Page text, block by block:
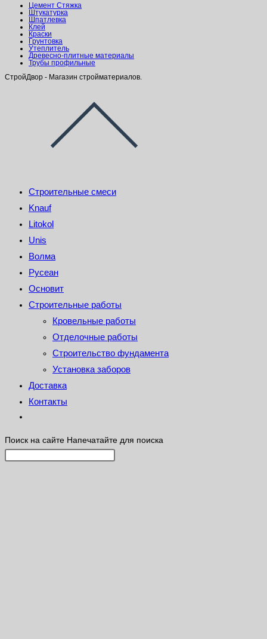
Цемент Стяжка
Штукатурка
Шпатлевка
Клей
Краски
Грунтовка
Утеплитель
Древесно-плитные материалы
Трубы профильные
СтройДвор - Магазин стройматериалов.
Строительные смеси
Knauf
Litokol
Unis
Волма
Русеан
Основит
Строительные работы
Кровельные работы
Отделочные работы
Строительство фундамента
Установка заборов
Доставка
Контакты
Поиск на сайте Напечатайте для поиска